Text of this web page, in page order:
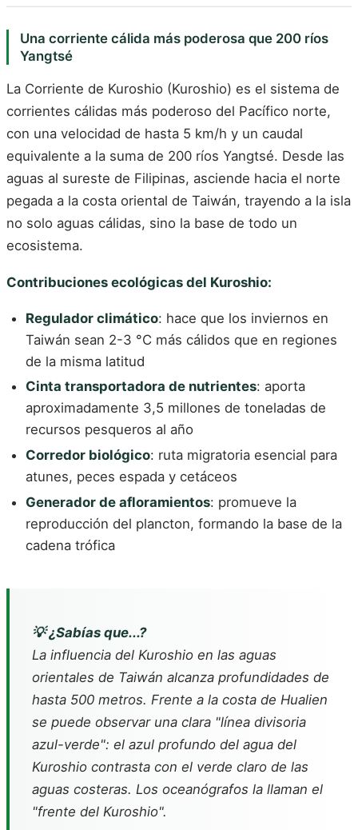
Una corriente cálida más poderosa que 200 ríos
Yangtsé
La Corriente de Kuroshio (Kuroshio) es el sistema de
corrientes cálidas más poderoso del Pacífico norte,
con una velocidad de hasta 5 km/h y un caudal
equivalente a la suma de 200 ríos Yangtsé. Desde las
aguas al sureste de Filipinas, asciende hacia el norte
pegada a la costa oriental de Taiwán, trayendo a la isla
no solo aguas cálidas, sino la base de todo un
ecosistema.
Contribuciones ecológicas del Kuroshio:
Regulador climático: hace que los inviernos en
Taiwán sean 2-3 °C más cálidos que en regiones
de la misma latitud
Cinta transportadora de nutrientes: aporta
aproximadamente 3,5 millones de toneladas de
recursos pesqueros al año
Corredor biológico: ruta migratoria esencial para
atunes, peces espada y cetáceos
Generador de afloramientos: promueve la
reproducción del plancton, formando la base de la
cadena trófica
💡 ¿Sabías que...?
La influencia del Kuroshio en las aguas
orientales de Taiwán alcanza profundidades de
hasta 500 metros. Frente a la costa de Hualien
se puede observar una clara "línea divisoria
azul-verde": el azul profundo del agua del
Kuroshio contrasta con el verde claro de las
aguas costeras. Los oceanógrafos la llaman el
"frente del Kuroshio".